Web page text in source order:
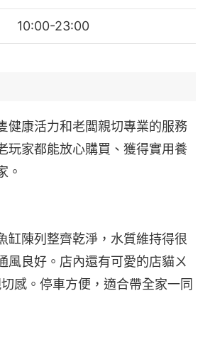
10:00-23:00
健康活力和老闆親切專業的服務
玩家都能放心購買、獲得實用養
。
缸陳列整齊乾淨，水質維持得很
風良好。店內還有可愛的店貓ㄨ
感。停車方便，適合帶全家一同